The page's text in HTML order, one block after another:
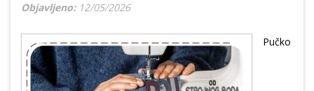
Objavljeno: 12/05/2026
Pučko